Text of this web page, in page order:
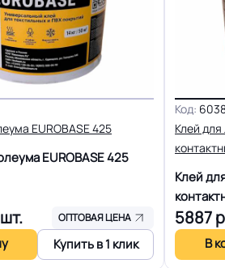
химии
EUROBASE 425
EUROBASE 425
ОПТОВАЯ ЦЕНА
Купить в 1 клик
Код:
Клей для
Клей
5887
В